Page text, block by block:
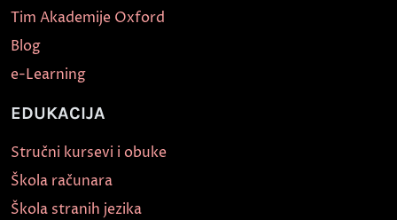
Tim Akademije Oxford
Blog
e-Learning
EDUKACIJA
Stručni kursevi i obuke
Škola računara
Škola stranih jezika